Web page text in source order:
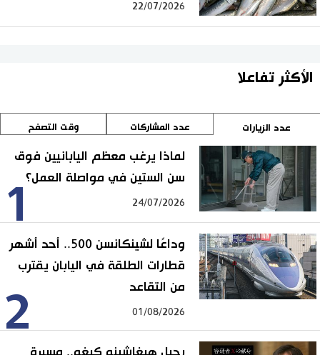
22/07/2026
الأكثر تفاعلا
عدد الزيارات عدد المشاركات وقت التصفح
1
لماذا يرغب معظم اليابانيين فوق
سن الستين في مواصلة العمل؟
24/07/2026
2
وداعًا لشينكانسن 500.. أحد أشهر
قطارات الطلقة في اليابان يقترب
من التقاعد
01/08/2026
رحيل هيغاشينو كيغو.. مسيرة